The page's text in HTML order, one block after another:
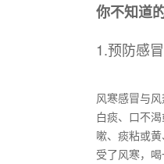
你不知道
1.预防感
风寒感冒与
白痰、口不
嗽、痰粘或
受了风寒，